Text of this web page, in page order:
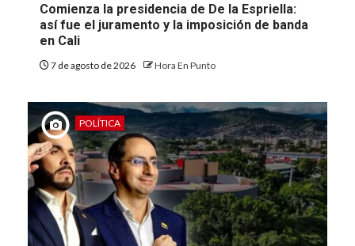
Comienza la presidencia de De la Espriella:
así fue el juramento y la imposición de banda
en Cali
7 de agosto de 2026 Hora En Punto
POLÍTICA